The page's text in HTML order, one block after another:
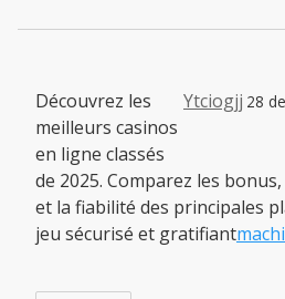
Ytciogjj 28
Découvrez les
meilleurs casinos
en ligne classés
de 2025. Comparez les
et la fiabilité des principales
jeu sécurisé et gratifiant